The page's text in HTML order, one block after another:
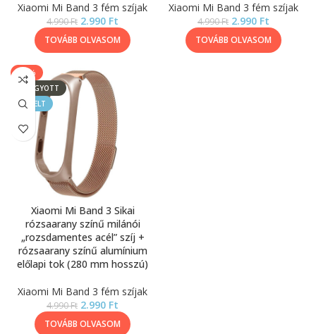
Xiaomi Mi Band 3 fém szíjak
4.990Ft 2.990 Ft
TOVÁBB OLVASOM
Xiaomi Mi Band 3 fém szíjak
4.990Ft 2.990 Ft
TOVÁBB OLVASOM
-40%
ELFOGYOTT
KIEMELT
Xiaomi Mi Band 3 Sikai
rózsaarany színű milánói
„rozsdamentes acél” szíj +
rózsaarany színű alumínium
előlapi tok (280 mm hosszú)
Xiaomi Mi Band 3 fém szíjak
4.990Ft 2.990 Ft
TOVÁBB OLVASOM